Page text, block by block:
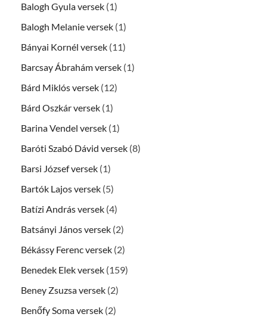
Balogh Gyula versek (1)
Balogh Melanie versek (1)
Bányai Kornél versek (11)
Barcsay Ábrahám versek (1)
Bárd Miklós versek (12)
Bárd Oszkár versek (1)
Barina Vendel versek (1)
Baróti Szabó Dávid versek (8)
Barsi József versek (1)
Bartók Lajos versek (5)
Batízi András versek (4)
Batsányi János versek (2)
Békássy Ferenc versek (2)
Benedek Elek versek (159)
Beney Zsuzsa versek (2)
Benőfy Soma versek (2)